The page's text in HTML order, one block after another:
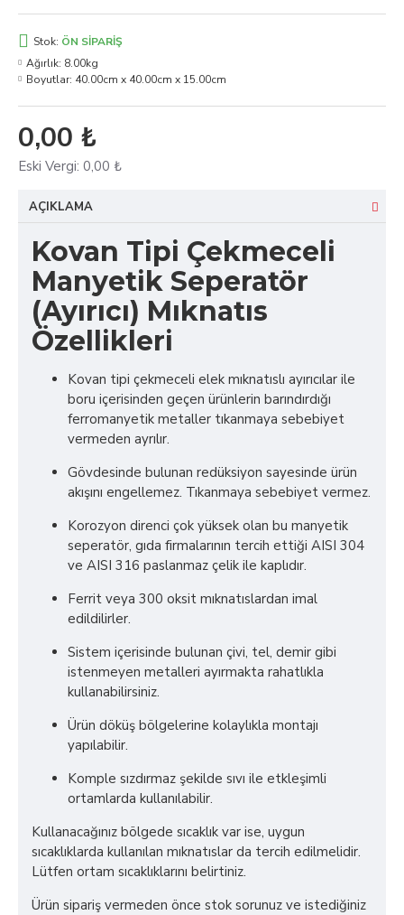
0,00 ₺
Eski Vergi: 0,00 ₺
Stok: ÖN SIPARIŞ
Ağırlık: 8.00kg
Boyutlar: 40.00cm x 40.00cm x 15.00cm
AÇIKLAMA
Kovan Tipi Çekmeceli
Manyetik Seperatör
(Ayırıcı) Mıknatıs
Özellikleri
Kovan tipi çekmeceli elek mıknatıslı ayırıcılar ile
boru içerisinden geçen ürünlerin barındırdığı
ferromanyetik metaller tıkanmaya sebebiyet
vermeden ayrılır.
Gövdesinde bulunan redüksiyon sayesinde ürün
akışını engellemez. Tıkanmaya sebebiyet vermez.
Korozyon direnci çok yüksek olan bu manyetik
seperatör, gıda firmalarının tercih ettiği AISI 304
ve AISI 316 paslanmaz çelik ile kaplıdır.
Ferrit veya 300 oksit mıknatıslardan imal
edildilirler.
Sistem içerisinde bulunan çivi, tel, demir gibi
istenmeyen metalleri ayırmakta rahatlıkla
kullanabilirsiniz.
Ürün döküş bölgelerine kolaylıkla montajı
yapılabilir.
Komple sızdırmaz şekilde sıvı ile etkleşimli
ortamlarda kullanılabilir.
Kullanacağınız bölgede sıcaklık var ise, uygun
sıcaklıklarda kullanılan mıknatıslar da tercih edilmelidir.
Lütfen ortam sıcaklıklarını belirtiniz.
Ürün sipariş vermeden önce stok sorunuz ve istediğiniz